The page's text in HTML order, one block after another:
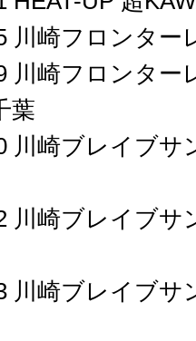
川崎フロンター
川崎フロンタ
葉
川崎ブレイブ
川崎ブレイブ
川崎ブレイブ